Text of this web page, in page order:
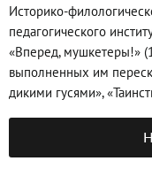
Историко-
педагогического
«Вперед, мушкетеры!»
выполненных им
дикими гусями»,